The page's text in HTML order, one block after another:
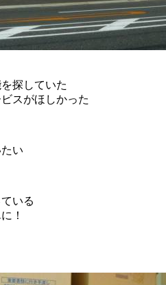
探していた
スがほしかった
い
いる
！